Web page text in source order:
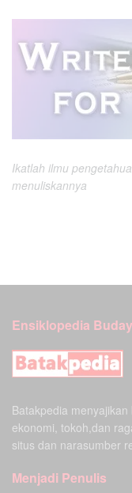
Ikatlah ilmu
menuliskannya
Ensiklopedia
Batakpedia
ekonomi, tokoh,dan
situs dan narasumber
Menjadi Penulis